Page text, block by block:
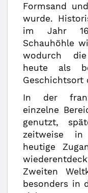
Formsand
wurde.
im Jahr
Schauhöhle
wodurch
heute als
Geschichtsort
In der
einzelne
genutzt,
zeitweise in
heutige
Zweiten
besonders in